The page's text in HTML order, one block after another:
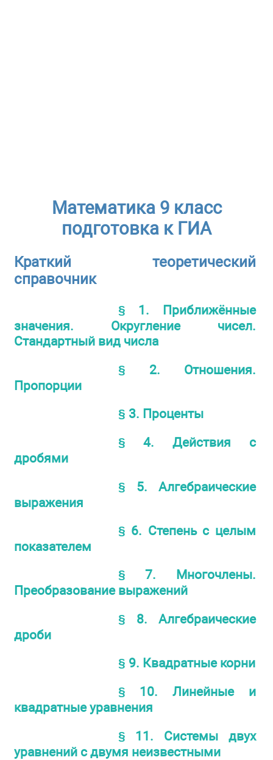
Математика 9 класс
подготовка к ГИА
Краткий теоретический
справочник
§ 1. Приближённые
значения. Округление чисел.
Стандартный вид числа
§ 2. Отношения.
Пропорции
§ 3. Проценты
§ 4. Действия с
дробями
§ 5. Алгебраические
выражения
§ 6. Степень с целым
показателем
§ 7. Многочлены.
Преобразование выражений
§ 8. Алгебраические
дроби
§ 9. Квадратные корни
§ 10. Линейные и
квадратные уравнения
§ 11. Системы двух
уравнений с двумя неизвестными